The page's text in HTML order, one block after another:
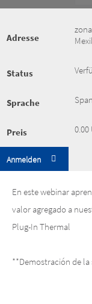
Adresse
Status
Sprache
Preis 0.00
Anmelden
En este webinar
valor agregado a
Plug-In Thermal
**Demostración de